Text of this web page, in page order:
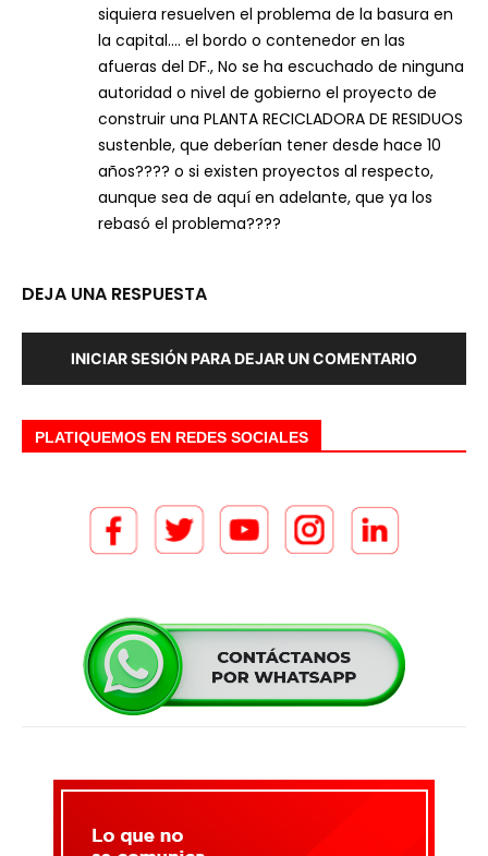
siquiera resuelven el problema de la basura en
la capital…. el bordo o contenedor en las
afueras del DF., No se ha escuchado de ninguna
autoridad o nivel de gobierno el proyecto de
construir una PLANTA RECICLADORA DE RESIDUOS
sustenble, que deberían tener desde hace 10
años???? o si existen proyectos al respecto,
aunque sea de aquí en adelante, que ya los
rebasó el problema????
DEJA UNA RESPUESTA
INICIAR SESIÓN PARA DEJAR UN COMENTARIO
PLATIQUEMOS EN REDES SOCIALES